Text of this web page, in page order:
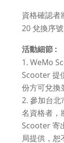
資格確認者
20 兌換序號
活動細節 :
WeMo
Scooter 提
份方可兌換
參加台北
名資格者，
Scooter 寄
局提供，恕